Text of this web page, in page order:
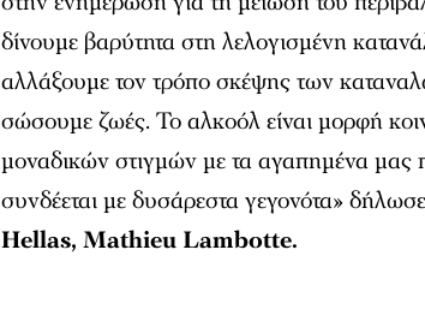
δίνουμε βαρύτητα στη λελογισμένη
αλλάξουμε τον τρόπο σκέψης των
σώσουμε ζωές. Το αλκοόλ είναι μορφή
μοναδικών στιγμών με τα αγαπημένα μας
συνδέεται με δυσάρεστα γεγονότα»
Hellas, Mathieu Lambotte.